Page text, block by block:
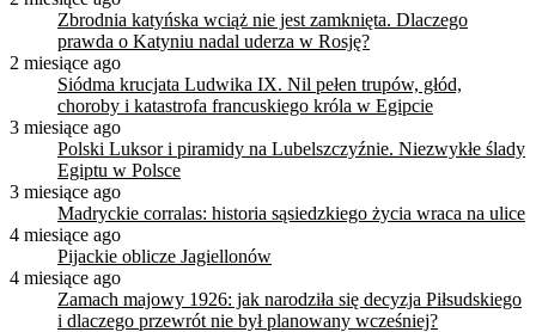
Zbrodnia katyńska wciąż nie jest zamknięta. Dlaczego
prawda o Katyniu nadal uderza w Rosję?
2 miesiące ago
Siódma krucjata Ludwika IX. Nil pełen trupów, głód,
choroby i katastrofa francuskiego króla w Egipcie
3 miesiące ago
Polski Luksor i piramidy na Lubelszczyźnie. Niezwykłe ślady
Egiptu w Polsce
3 miesiące ago
Madryckie corralas: historia sąsiedzkiego życia wraca na ulice
4 miesiące ago
Pijackie oblicze Jagiellonów
4 miesiące ago
Zamach majowy 1926: jak narodziła się decyzja Piłsudskiego
i dlaczego przewrót nie był planowany wcześniej?